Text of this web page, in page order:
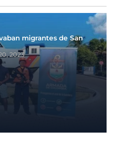
migrantes de San
2023